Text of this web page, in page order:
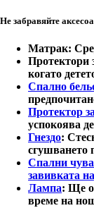
Не забравяйте
Матрак:
Протектори
когато
Спално
Протектор
успокоява
Гнездо:
сгушването
Спални
завивката
Лампа: Ще
време на